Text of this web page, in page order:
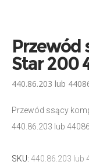
Przewód
Star 200
440.86.203 lub
Przewód ssący
440.86.203 lub
SKU: 440.86.203 lub